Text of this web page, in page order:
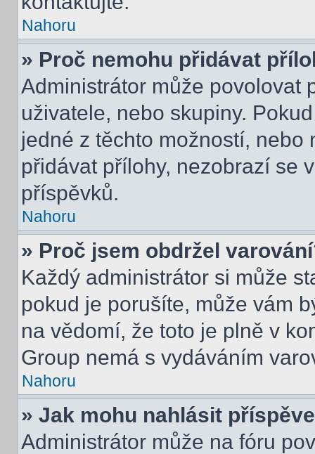
Nahoru
» Proč nemohu přidávat
Administrátor může povolovat
uživatele, nebo skupiny.
jedné z těchto možností,
přidávat přílohy, nezobrazí se
příspěvků.
Nahoru
» Proč jsem obdržel
Každý administrátor si může
pokud je porušíte, může vám
na vědomí, že toto je plně v
Group nemá s vydáváním
Nahoru
» Jak mohu nahlásit
Administrátor může na fóru